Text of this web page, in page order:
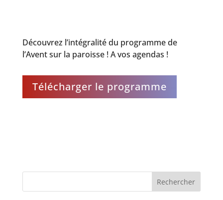
Découvrez l’intégralité du programme de
l’Avent sur la paroisse ! A vos agendas !
Télécharger le programme